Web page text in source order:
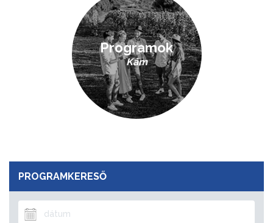
PROGRAMKERESŐ
Programok
Kám